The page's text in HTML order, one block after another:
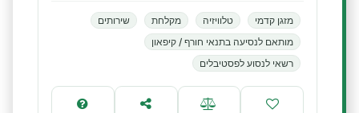
מזגן קדמי טלוויזיה מקלחת
שירותים
מותאם לנסיעה בתנאי חורף / קיפאון
רשאי לנסוע לפסטיבלים